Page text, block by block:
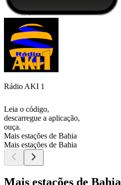
Rádio AKI 1
Leia o código,
descarregue a aplicação,
ouça.
Mais estações de Bahia
Mais estações de Bahia
Mais estações de Bahia